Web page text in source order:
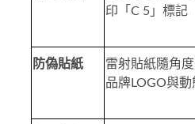
印「C 5」標記
防偽貼紙
雷射貼紙隨角
品牌LOGO與